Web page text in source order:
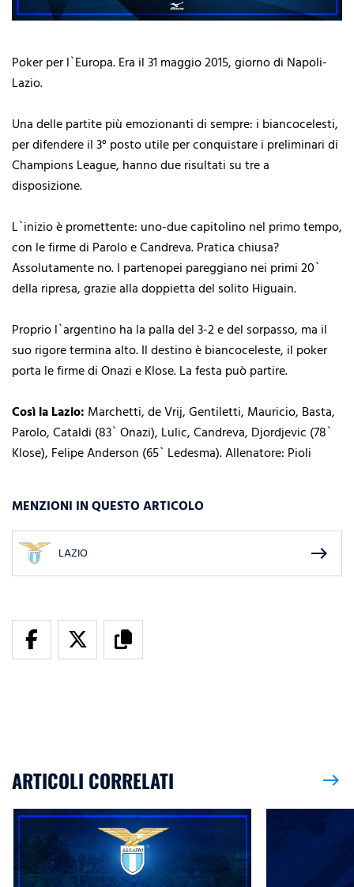
Poker per l`Europa. Era il 31 maggio 2015, giorno di Napoli-
Lazio.
Una delle partite più emozionanti di sempre: i biancocelesti,
per difendere il 3° posto utile per conquistare i preliminari di
Champions League, hanno due risultati su tre a
disposizione.
L`inizio è promettente: uno-due capitolino nel primo tempo,
con le firme di Parolo e Candreva. Pratica chiusa?
Assolutamente no. I partenopei pareggiano nei primi 20`
della ripresa, grazie alla doppietta del solito Higuain.
Proprio l`argentino ha la palla del 3-2 e del sorpasso, ma il
suo rigore termina alto. Il destino è biancoceleste, il poker
porta le firme di Onazi e Klose. La festa può partire.
Così la Lazio: Marchetti, de Vrij, Gentiletti, Mauricio, Basta,
Parolo, Cataldi (83` Onazi), Lulic, Candreva, Djordjevic (78`
Klose), Felipe Anderson (65` Ledesma). Allenatore: Pioli
MENZIONI IN QUESTO ARTICOLO
LAZIO east
ARTICOLI CORRELATI east